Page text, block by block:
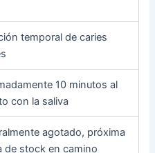
temporal de caries
10 minutos al
con la saliva
agotado, próxima
de stock en camino